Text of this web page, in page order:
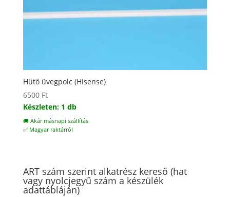
Hűtő üvegpolc (Hisense)
6500 Ft
Készleten: 1 db
🚚 Akár másnapi szállítás
✅ Magyar raktárról
ART szám szerint alkatrész kereső (hat
vagy nyolcjegyű szám a készülék
adattábláján)